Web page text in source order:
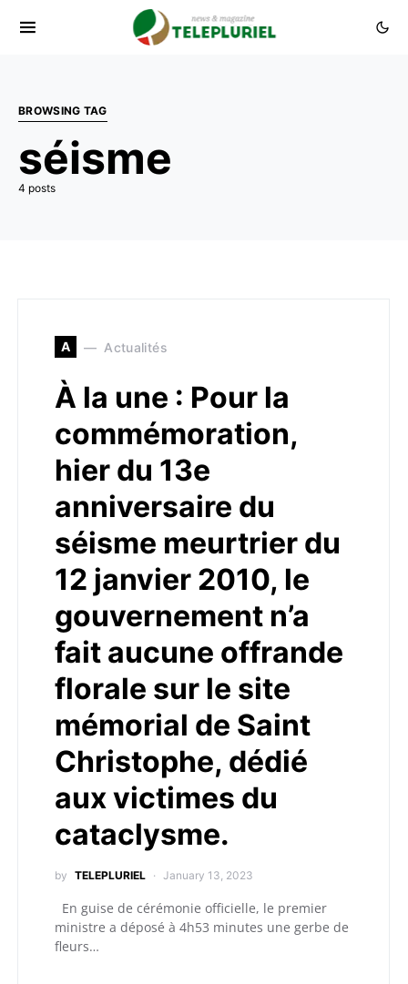
BROWSING TAG
séisme
4 posts
A Actualités
À la une : Pour la
commémoration,
hier du 13e
anniversaire du
séisme meurtrier du
12 janvier 2010, le
gouvernement n’a
fait aucune offrande
florale sur le site
mémorial de Saint
Christophe, dédié
aux victimes du
cataclysme.
by TELEPLURIEL January 13, 2023
En guise de cérémonie officielle, le premier
ministre a déposé à 4h53 minutes une gerbe de
fleurs…